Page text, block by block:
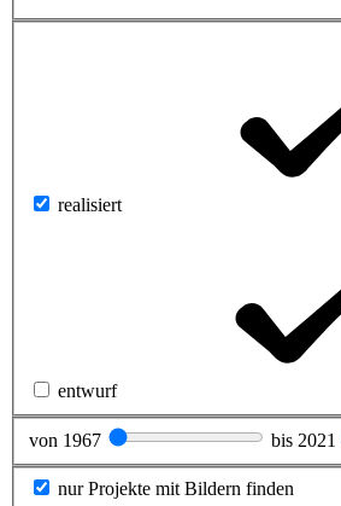
realisiert
entwurf
von 1967 bis 2021
nur Projekte mit Bildern finden